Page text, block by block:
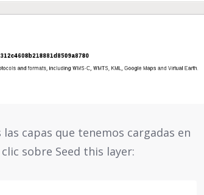
capas que tenemos cargadas en
sobre Seed this layer: